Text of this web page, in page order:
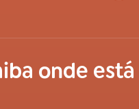
onde está